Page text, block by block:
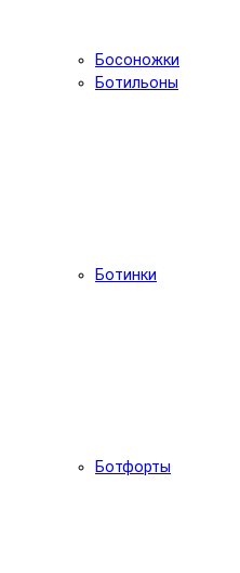
Босоножки
Ботильоны
Ботинки
Ботфорты